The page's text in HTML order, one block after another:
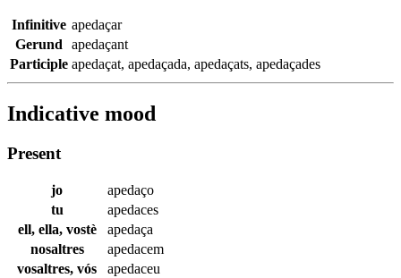
Infinitive apedaçar
Gerund
apedaçant
Participle apedaçat, apedaçada, apedaçats, apedaçades
Indicative mood
Present
jo
apedaço
tu
apedaces
ell, ella, vostè
apedaça
nosaltres
apedacem
vosaltres, vós
apedaceu